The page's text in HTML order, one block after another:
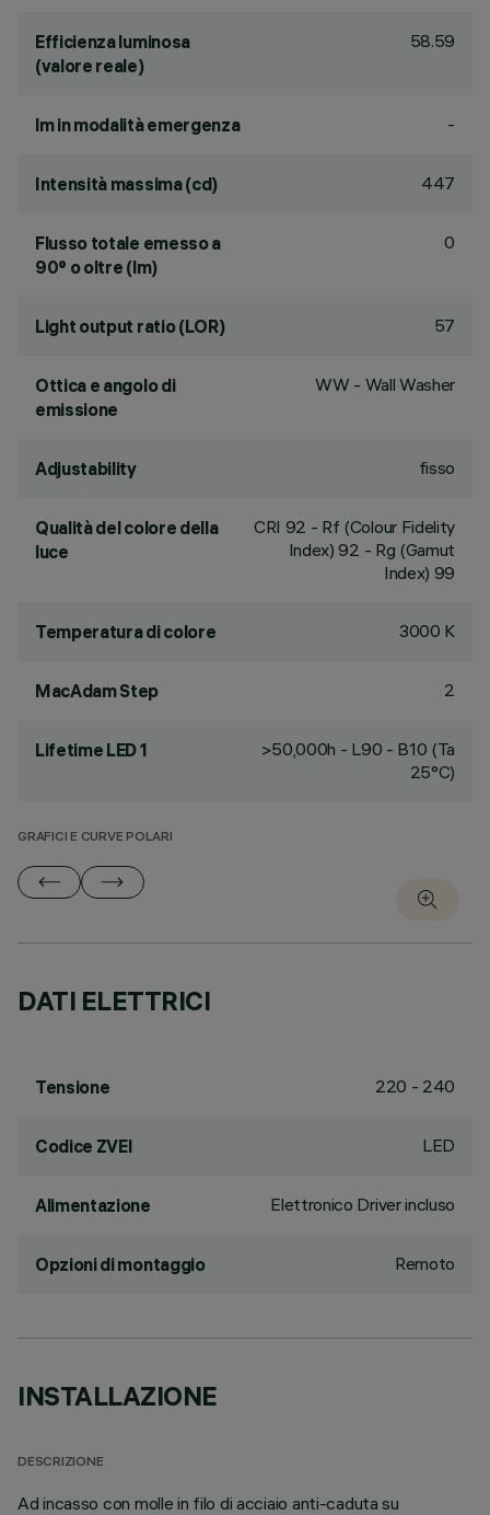
Efficienza luminosa
(valore reale)
58.59
lm in modalità emergenza -
Intensità massima (cd) 447
Flusso totale emesso a
90° o oltre (lm)
0
Light output ratio (LOR) 57
Ottica e angolo di
emissione
WW - Wall Washer
Adjustability fisso
Qualità del colore della
luce
CRI 92 - Rf (Colour Fidelity
Index) 92 - Rg (Gamut
Index) 99
Temperatura di colore 3000 K
MacAdam Step 2
Lifetime LED 1
>50,000h - L90 - B10 (Ta
25°C)
GRAFICI E CURVE POLARI
DATI ELETTRICI
Tensione 220 - 240
Codice ZVEI LED
Alimentazione Elettronico Driver incluso
Opzioni di montaggio Remoto
INSTALLAZIONE
DESCRIZIONE
Ad incasso con molle in filo di acciaio anti-caduta su